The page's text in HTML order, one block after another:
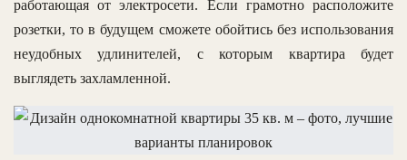
работающая от электросети. Если грамотно расположите
розетки, то в будущем сможете обойтись без использования
неудобных удлинителей, с которым квартира будет
выглядеть захламленной.